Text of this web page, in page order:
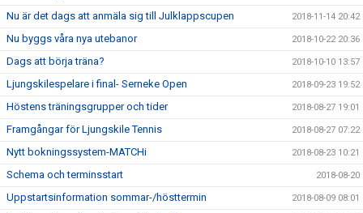
Nu är det dags att anmäla sig till Julklappscupen 2018-11-14 20:42
Nu byggs våra nya utebanor 2018-10-22 20:36
Dags att börja träna? 2018-10-10 13:57
Ljungskilespelare i final- Serneke Open 2018-09-23 19:52
Höstens träningsgrupper och tider 2018-08-27 19:01
Framgångar för Ljungskile Tennis 2018-08-27 07:22
Nytt bokningssystem-MATCHi 2018-08-23 10:21
Schema och terminsstart 2018-08-20
Uppstartsinformation sommar-/hösttermin 2018-08-09 08:01